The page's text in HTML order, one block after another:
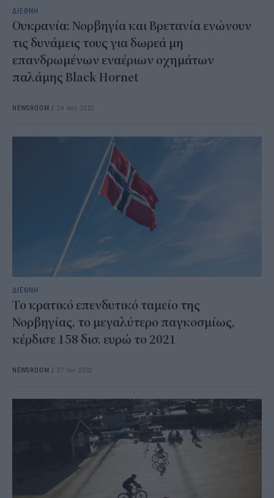
ΔΙΕΘΝΗ
Ουκρανία: Νορβηγία και Βρετανία ενώνουν
τις δυνάμεις τους για δωρεά μη
επανδρωμένων εναέριων οχημάτων
παλάμης Black Hornet
NEWSROOM / 24 Αυγ 2022
ΔΙΕΘΝΗ
Το κρατικό επενδυτικό ταμείο της
Νορβηγίας, το μεγαλύτερο παγκοσμίως,
κέρδισε 158 δισ. ευρώ το 2021
NEWSROOM / 27 Ιαν 2022